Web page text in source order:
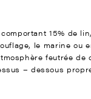
15% de
le marine ou
feutrée de
– dessous